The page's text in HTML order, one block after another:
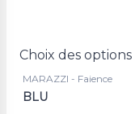
Choix des options
MARAZZI - Faience
BLU